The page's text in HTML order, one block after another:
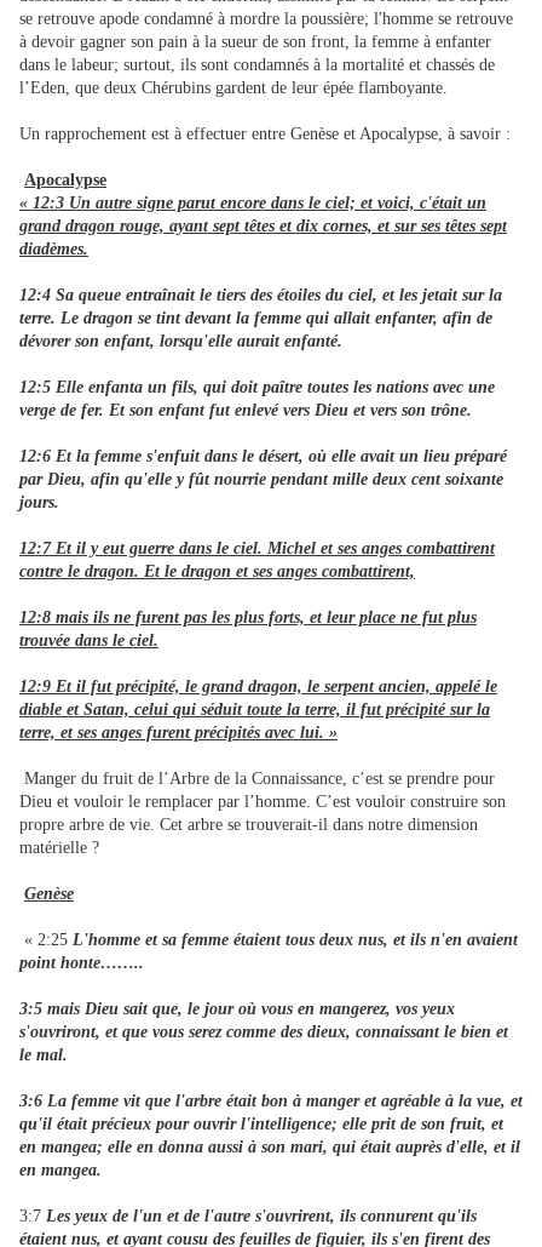
se retrouve apode condamné à mordre la poussière; l'homme se retrouve
à devoir gagner son pain à la sueur de son front, la femme à enfanter
dans le labeur; surtout, ils sont condamnés à la mortalité et chassés de
l’Eden, que deux Chérubins gardent de leur épée flamboyante.
Un rapprochement est à effectuer entre Genèse et Apocalypse, à savoir :
Apocalypse
« 12:3 Un autre signe parut encore dans le ciel; et voici, c'était un
grand dragon rouge, ayant sept têtes et dix cornes, et sur ses têtes sept
diadèmes.
12:4 Sa queue entraînait le tiers des étoiles du ciel, et les jetait sur la
terre. Le dragon se tint devant la femme qui allait enfanter, afin de
dévorer son enfant, lorsqu'elle aurait enfanté.
12:5 Elle enfanta un fils, qui doit paître toutes les nations avec une
verge de fer. Et son enfant fut enlevé vers Dieu et vers son trône.
12:6 Et la femme s'enfuit dans le désert, où elle avait un lieu préparé
par Dieu, afin qu'elle y fût nourrie pendant mille deux cent soixante
jours.
12:7 Et il y eut guerre dans le ciel. Michel et ses anges combattirent
contre le dragon. Et le dragon et ses anges combattirent,
12:8 mais ils ne furent pas les plus forts, et leur place ne fut plus
trouvée dans le ciel.
12:9 Et il fut précipité, le grand dragon, le serpent ancien, appelé le
diable et Satan, celui qui séduit toute la terre, il fut précipité sur la
terre, et ses anges furent précipités avec lui. »
Manger du fruit de l’Arbre de la Connaissance, c’est se prendre pour
Dieu et vouloir le remplacer par l’homme. C’est vouloir construire son
propre arbre de vie. Cet arbre se trouverait-il dans notre dimension
matérielle ?
Genèse
« 2:25 L'homme et sa femme étaient tous deux nus, et ils n'en avaient
point honte……..
3:5 mais Dieu sait que, le jour où vous en mangerez, vos yeux
s'ouvriront, et que vous serez comme des dieux, connaissant le bien et
le mal.
3:6 La femme vit que l'arbre était bon à manger et agréable à la vue, et
qu'il était précieux pour ouvrir l'intelligence; elle prit de son fruit, et
en mangea; elle en donna aussi à son mari, qui était auprès d'elle, et il
en mangea.
3:7 Les yeux de l'un et de l'autre s'ouvrirent, ils connurent qu'ils
étaient nus, et ayant cousu des feuilles de figuier, ils s'en firent des